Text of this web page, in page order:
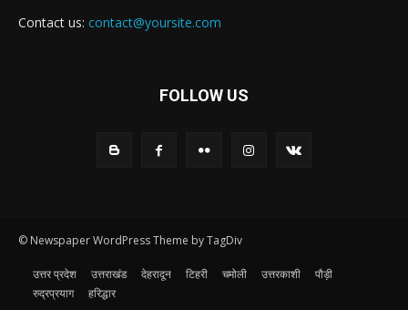
Contact us: contact@yoursite.com
FOLLOW US
© Newspaper WordPress Theme by TagDiv
उत्तर प्रदेश उत्तराखंड देहरादून टिहरी चमोली उत्तरकाशी
पौड़ी
रुद्रप्रयाग
हरिद्धार